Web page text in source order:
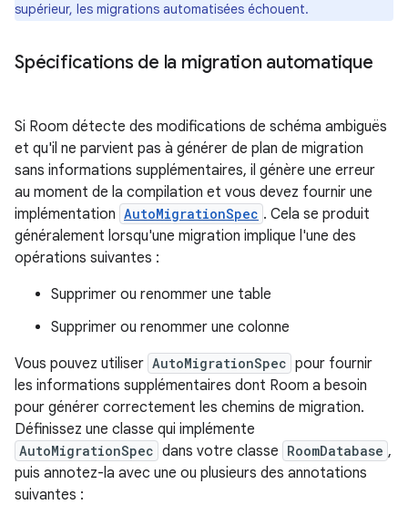
supérieur, les migrations automatisées échouent.
Spécifications de la migration automatique
Si Room détecte des modifications de schéma ambiguës
et qu'il ne parvient pas à générer de plan de migration
sans informations supplémentaires, il génère une erreur
au moment de la compilation et vous devez fournir une
implémentation AutoMigrationSpec . Cela se produit
généralement lorsqu'une migration implique l'une des
opérations suivantes :
Supprimer ou renommer une table
Supprimer ou renommer une colonne
Vous pouvez utiliser AutoMigrationSpec pour fournir
les informations supplémentaires dont Room a besoin
pour générer correctement les chemins de migration.
Définissez une classe qui implémente
AutoMigrationSpec dans votre classe RoomDatabase ,
puis annotez-la avec une ou plusieurs des annotations
suivantes :